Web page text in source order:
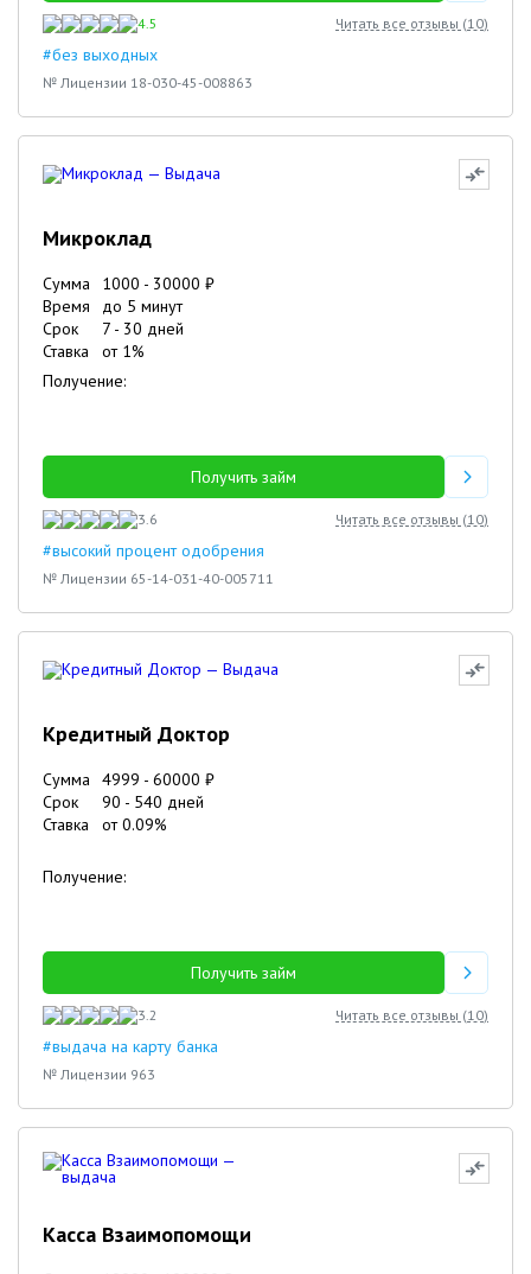
4.5 Читать все отзывы (10)
#без выходных
№ Лицензии 18-030-45-008863
Микроклад
Сумма 1000 - 30000 ₽
Время
до 5 минут
Срок
7 - 30 дней
Ставка
от 1%
Получение:
Получить займ
3.6 Читать все отзывы (10)
#высокий процент одобрения
№ Лицензии 65-14-031-40-005711
Кредитный Доктор
Сумма 4999 - 60000 ₽
Срок
90 - 540 дней
Ставка
от0.09%
Получение:
Получить займ
3.2 Читать все отзывы (10)
#выдача на карту банка
№ Лицензии 963
Касса Взаимопомощи